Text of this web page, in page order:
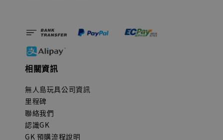
相關資訊
無人島玩具公司資訊
里程碑
聯絡我們
認識GK
GK 預購流程說明